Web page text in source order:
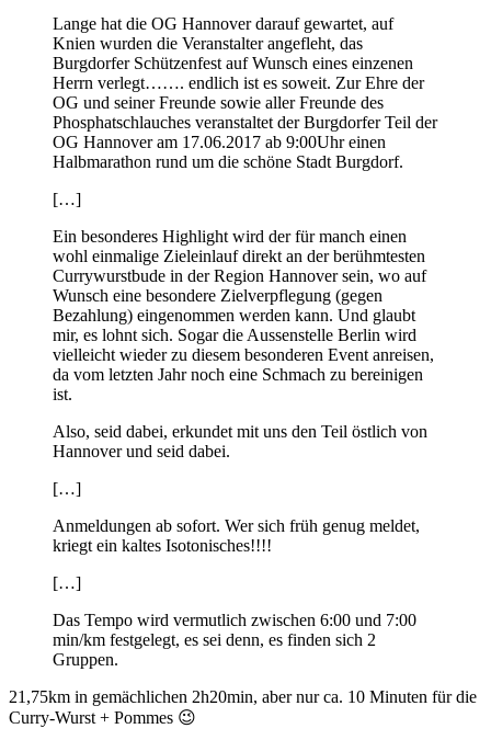
Lange hat die OG Hannover darauf gewartet, auf
Knien wurden die Veranstalter angefleht, das
Burgdorfer Schützenfest auf Wunsch eines einzenen
Herrn verlegt……. endlich ist es soweit. Zur Ehre der
OG und seiner Freunde sowie aller Freunde des
Phosphatschlauches veranstaltet der Burgdorfer Teil der
OG Hannover am 17.06.2017 ab 9:00Uhr einen
Halbmarathon rund um die schöne Stadt Burgdorf.
[…]
Ein besonderes Highlight wird der für manch einen
wohl einmalige Zieleinlauf direkt an der berühmtesten
Currywurstbude in der Region Hannover sein, wo auf
Wunsch eine besondere Zielverpflegung (gegen
Bezahlung) eingenommen werden kann. Und glaubt
mir, es lohnt sich. Sogar die Aussenstelle Berlin wird
vielleicht wieder zu diesem besonderen Event anreisen,
da vom letzten Jahr noch eine Schmach zu bereinigen
ist.
Also, seid dabei, erkundet mit uns den Teil östlich von
Hannover und seid dabei.
[…]
Anmeldungen ab sofort. Wer sich früh genug meldet,
kriegt ein kaltes Isotonisches!!!!
[…]
Das Tempo wird vermutlich zwischen 6:00 und 7:00
min/km festgelegt, es sei denn, es finden sich 2
Gruppen.
21,75km in gemächlichen 2h20min, aber nur ca. 10 Minuten für die
Curry-Wurst + Pommes 😉